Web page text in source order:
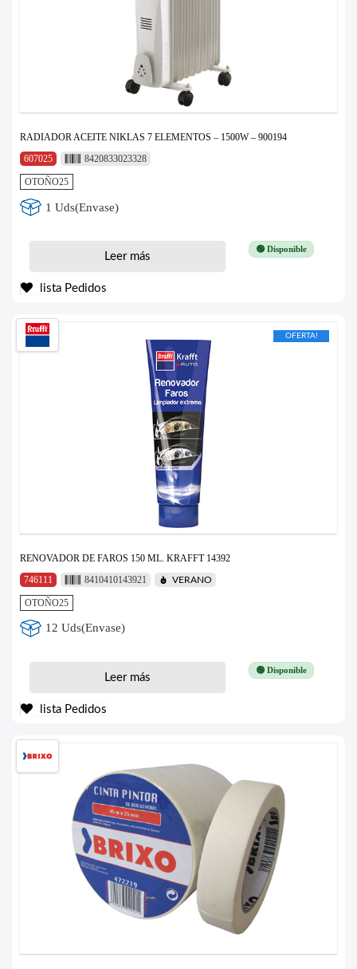
RADIADOR ACEITE NIKLAS 7 ELEMENTOS – 1500W – 900194
607025
8420833023328
OTOÑO25
1 Uds(Envase)
🟢 Disponible
Leer más
lista Pedidos
OFERTA!
RENOVADOR DE FAROS 150 ML. KRAFFT 14392
746111
8410410143921 VERANO
OTOÑO25
12 Uds(Envase)
🟢 Disponible
Leer más
lista Pedidos